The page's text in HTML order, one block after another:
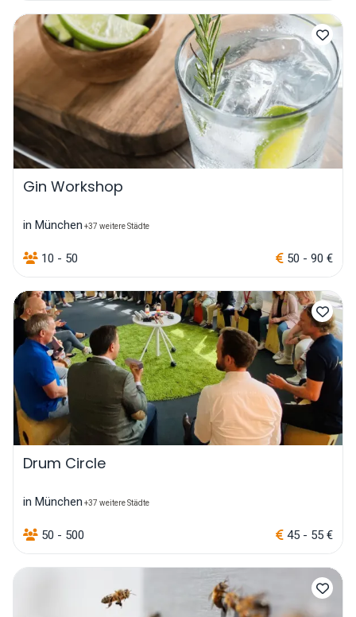
Gin Workshop
in München +37 weitere Städte
10 - 50 50 - 90 €
Drum Circle
in München +37 weitere Städte
50 - 500 45 - 55 €